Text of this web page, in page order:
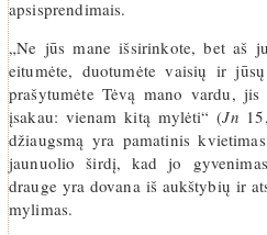
apsisprendimais.
„Ne jūs mane išsirinkote, bet aš
eitumėte, duotumėte vaisių ir
prašytumėte Tėvą mano vardu,
įsakau: vienam kitą mylėti“ (Jn
džiaugsmą yra pamatinis
jaunuolio širdį, kad jo
drauge yra dovana iš aukštybių ir
mylimas.